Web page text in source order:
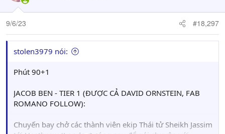
9/6/23 #18,297
stolen3979 nói:
Phút 90+1
JACOB BEN - TIER 1 (ĐƯỢC CẢ DAVID ORNSTEIN, FAB
ROMANO FOLLOW):
Chuyến bay chở các thành viên ekip Thái tử Sheikh Jassim